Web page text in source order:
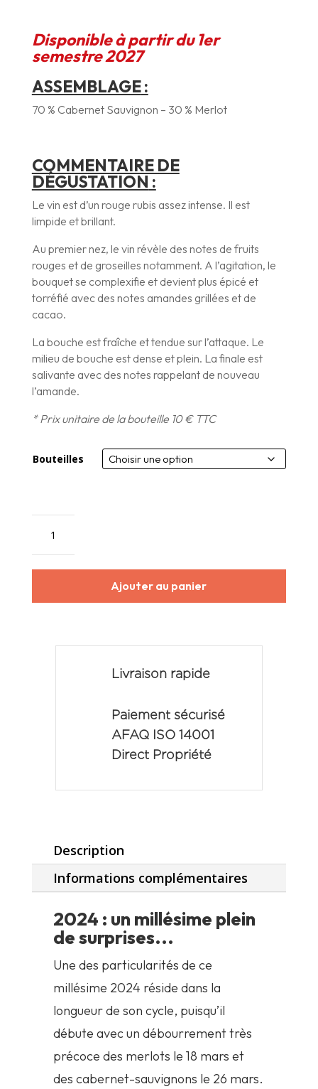
Disponible à partir du 1er
semestre 2027
ASSEMBLAGE:
70 % Cabernet Sauvignon – 30 % Merlot
COMMENTAIRE DE
DÉGUSTATION :
Le vin est d’un rouge rubis assez intense. Il est
limpide et brillant.
Au premier nez, le vin révèle des notes de fruits
rouges et de groseilles notamment. A l’agitation, le
bouquet se complexifie et devient plus épicé et
torréfié avec des notes amandes grillées et de
cacao.
La bouche est fraîche et tendue sur l’attaque. Le
milieu de bouche est dense et plein. La finale est
salivante avec des notes rappelant de nouveau
l’amande.
* Prix unitaire de la bouteille 10 € TTC
Bouteilles
Château
Le
d'Arsac
Ajouter au panier
Livraison rapide
Paiement sécurisé
AFAQ ISO 14001
Direct Propriété
Description
Informations complémentaires
2024 : un millésime plein
de surprises...
Une des particularités de ce
millésime 2024 réside dans la
longueur de son cycle, puisqu’il
débute avec un débourrement très
précoce des merlots le 18 mars et
des cabernet-sauvignons le 26 mars.